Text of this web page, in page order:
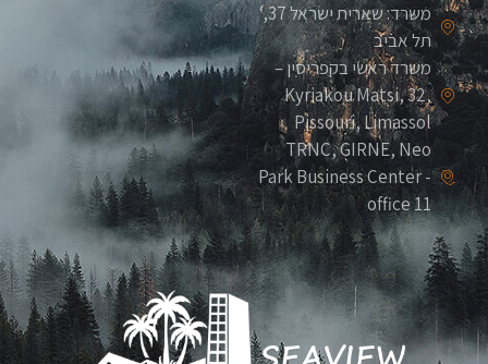
משרד: שארית ישראל 37,
תל אביב
משרד ראשי בקפריסין –
Kyriakou Matsi, 32,
Pissouri, Limassol
TRNC, GIRNE, Neo
Park Business Center -
office 11